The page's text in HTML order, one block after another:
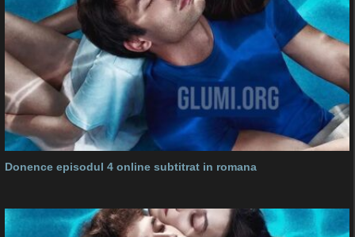
Donence episodul 4 online subtitrat in romana